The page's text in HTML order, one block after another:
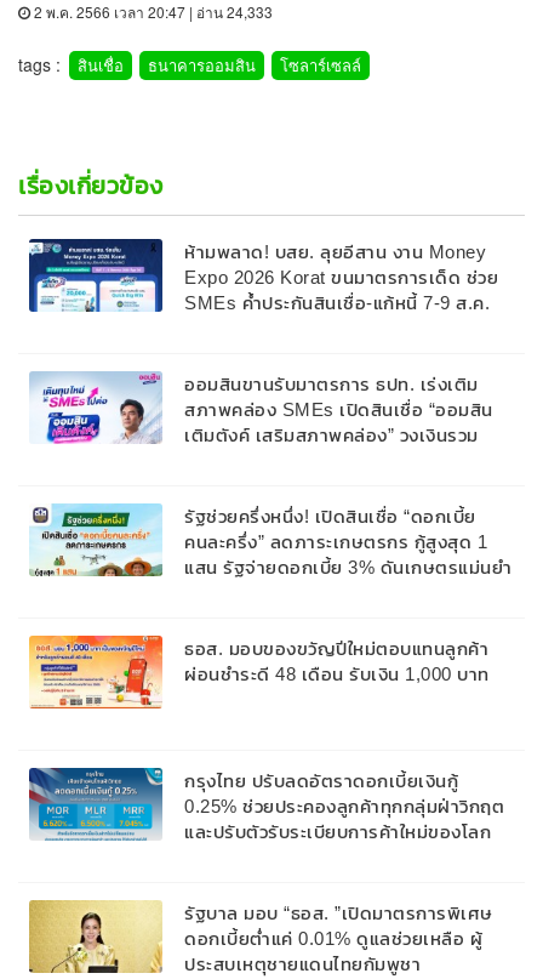
2 พ.ค. 2566 เวลา 20:47 | อ่าน 24,333
tags : สินเชื่อ ธนาคารออมสิน โซลาร์เซลล์
เรื่องเกี่ยวข้อง
ห้ามพลาด! บสย. ลุยอีสาน งาน Money
Expo 2026 Korat ขนมาตรการเด็ด ช่วย
SMEs ค้ำประกันสินเชื่อ-แก้หนี้ 7-9 ส.ค.
ออมสินขานรับมาตรการ ธปท. เร่งเติม
สภาพคล่อง SMEs เปิดสินเชื่อ “ออมสิน
เติมตังค์ เสริมสภาพคล่อง” วงเงินรวม
สูงสุด 10 ปี
รัฐช่วยครึ่งหนึ่ง! เปิดสินเชื่อ “ดอกเบี้ย
คนละครึ่ง” ลดภาระเกษตรกร กู้สูงสุด 1
แสน รัฐจ่ายดอกเบี้ย 3% ดันเกษตรแม่นยำ
ธอส. มอบของขวัญปีใหม่ตอบแทนลูกค้า
ผ่อนชำระดี 48 เดือน รับเงิน 1,000 บาท
กรุงไทย ปรับลดอัตราดอกเบี้ยเงินกู้
0.25% ช่วยประคองลูกค้าทุกกลุ่มฝ่าวิกฤต
และปรับตัวรับระเบียบการค้าใหม่ของโลก
รัฐบาล มอบ “ธอส. ”เปิดมาตรการพิเศษ
ดอกเบี้ยต่ำแค่ 0.01% ดูแลช่วยเหลือ ผู้
ประสบเหตุชายแดนไทยกัมพูชา